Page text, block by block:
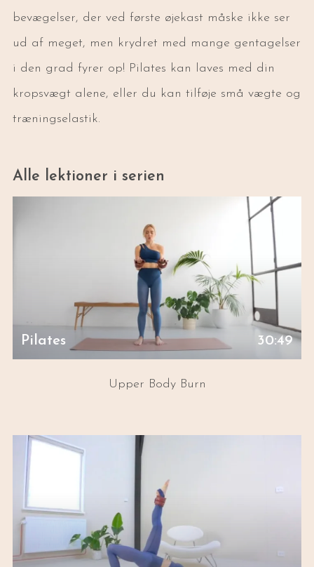
bevægelser, der ved første øjekast måske ikke ser
ud af meget, men krydret med mange gentagelser
i den grad fyrer op! Pilates kan laves med din
kropsvægt alene, eller du kan tilføje små vægte og
træningselastik.
Alle lektioner i serien
Pilates 30:49
Upper Body Burn